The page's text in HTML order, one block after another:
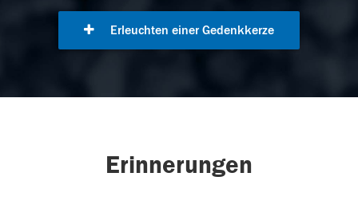
Erleuchten einer Gedenkkerze
Erinnerungen